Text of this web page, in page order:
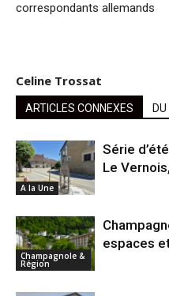
correspondants allemands
Celine Trossat
ARTICLES CONNEXES
A la Une
Série
Le
Champagnole &
Région
espaces